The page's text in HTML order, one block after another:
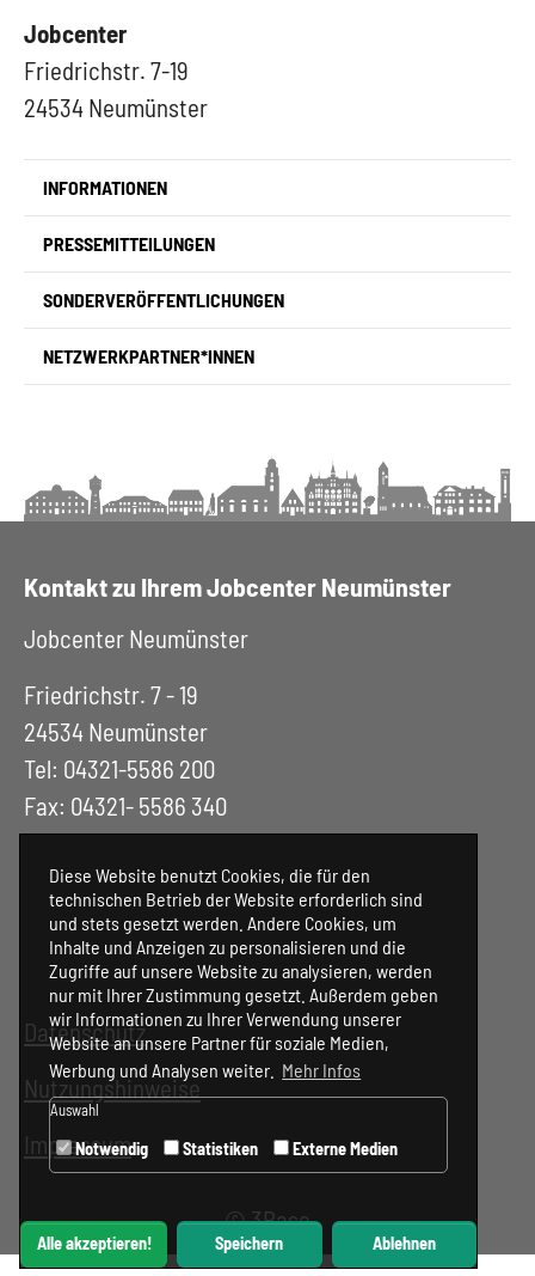
Jobcenter
Friedrichstr. 7-19
24534 Neumünster
INFORMATIONEN
PRESSEMITTEILUNGEN
SONDERVERÖFFENTLICHUNGEN
NETZWERKPARTNER*INNEN
Kontakt zu Ihrem Jobcenter Neumünster
Jobcenter Neumünster
Friedrichstr. 7 - 19
24534 Neumünster
Tel: 04321-5586 200
Fax: 04321- 5586 340
Datenschutz
Nutzungshinweise
Impressum
©3Base
Diese Website benutzt Cookies, die für den
technischen Betrieb der Website erforderlich sind
und stets gesetzt werden. Andere Cookies, um
Inhalte und Anzeigen zu personalisieren und die
Zugriffe auf unsere Website zu analysieren, werden
nur mit Ihrer Zustimmung gesetzt. Außerdem geben
wir Informationen zu Ihrer Verwendung unserer
Website an unsere Partner für soziale Medien,
Werbung und Analysen weiter. Mehr Infos
Auswahl
Notwendig Statistiken Externe Medien
Alle akzeptieren! Speichern Ablehnen